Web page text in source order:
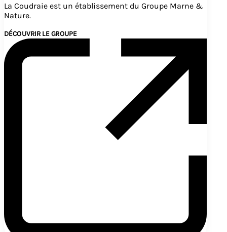
La Coudraie est un établissement du Groupe Marne &
Nature.
DÉCOUVRIR LE GROUPE